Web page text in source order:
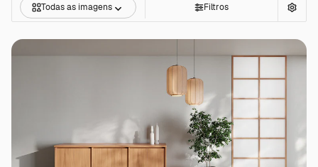
Todas as imagens Filtros